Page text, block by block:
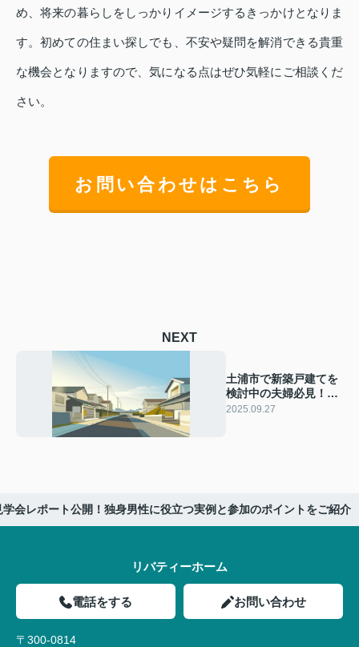
め、将来の暮らしをしっかりイメージするきっかけとなりま
す。初めての住まい探しでも、不安や疑問を解消できる貴重
な機会となりますので、気になる点はぜひ気軽にご相談くだ
さい。
お問い合わせはこちら
NEXT
土浦市で新築戸建てを
検討中の夫婦必見！モ
デルハウス体験談で感
2025.09.27
会レポート公開！独身男性に役立つ実例と参加のポイントをご紹介
リバティーホーム
電話をする お問い合わせ
〒300-0814